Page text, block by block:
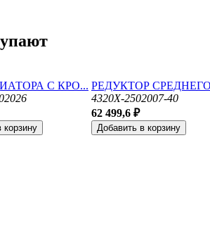
С КРО... РЕДУКТОР
4320Х-2502007-40
62 499,6 ₽